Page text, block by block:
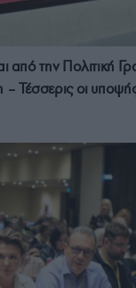
την Πολιτική
Τέσσερις οι